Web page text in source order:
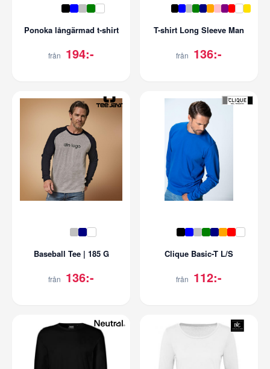
Ponoka långärmad t-shirt
från 194:-
T-shirt Long Sleeve Man
från 136:-
Baseball Tee | 185 G
från 136:-
Clique Basic-T L/S
från 112:-